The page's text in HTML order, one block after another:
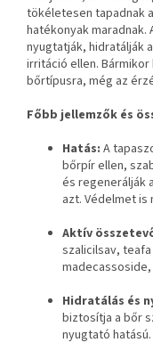
tökéletesen tapadnak
hatékonyak
nyugtatják, hidratálják
irritáció ellen.
bőrtípusra, még az
Főbb jellemzők és
Hatás: A
bőrpír ellen,
és regenerálják
azt. Védelmet is
Aktív
szalicilsav,
Hidratálás és
biztosítja a bőr
nyugtató hatású.